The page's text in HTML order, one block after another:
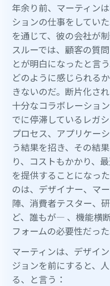
年余り前、マーティン
ションの仕事をしてい
を通じて、彼の会社が
スルーでは、顧客の質
とが明白になったと言
どのように感じられる
きないのだ。断片化さ
十分なコラボレーショ
でに停滞しているレガ
プロセス、アプリケー
う結果を招き、その結
り、コストもかかり、
を提供することになっ
のは、デザイナー、マ
陣、消費者テスター、
ど、誰もが— 、機能横
フォームの必要性だった
マーティンは、デザイ
ジョンを前にすると、
る、と言う：